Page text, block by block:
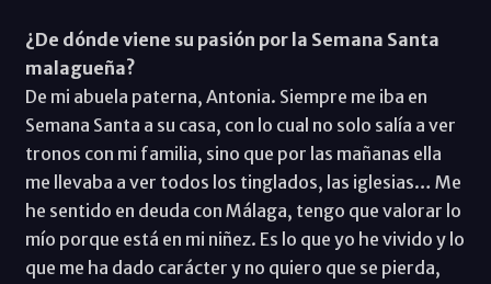
¿De dónde viene su pasión por la Semana Santa
malagueña?
De mi abuela paterna, Antonia. Siempre me iba en
Semana Santa a su casa, con lo cual no solo salía a ver
tronos con mi familia, sino que por las mañanas ella
me llevaba a ver todos los tinglados, las iglesias… Me
he sentido en deuda con Málaga, tengo que valorar lo
mío porque está en mi niñez. Es lo que yo he vivido y lo
que me ha dado carácter y no quiero que se pierda,